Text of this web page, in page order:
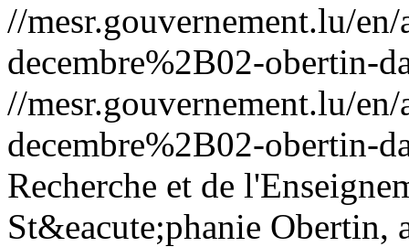
//mesr.gouvernement.lu/
decembre%2B02-obertin-
//mesr.gouvernement.lu/
decembre%2B02-obertin-
Recherche et de
St&eacute;phanie